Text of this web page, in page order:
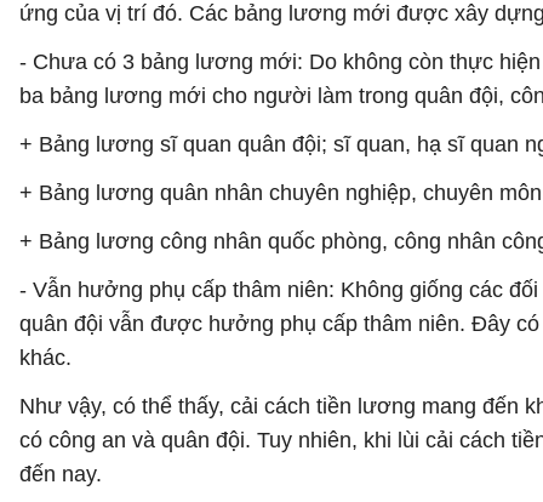
ứng của vị trí đó. Các bảng lương mới được xây
- Chưa có 3 bảng lương mới: Do không còn thực
ba bảng lương mới cho người làm trong quân đội,
+ Bảng lương sĩ quan quân đội; sĩ quan, hạ sĩ quan
+ Bảng lương quân nhân chuyên nghiệp, chuyên
+ Bảng lương công nhân quốc phòng, công nhân
- Vẫn hưởng phụ cấp thâm niên: Không giống các
quân đội vẫn được hưởng phụ cấp thâm niên. Đây
khác.
Như vậy, có thể thấy, cải cách tiền lương mang đến
có công an và quân đội. Tuy nhiên, khi lùi cải cách
đến nay.